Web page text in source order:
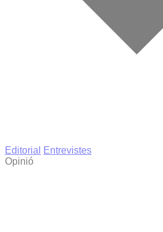
Editorial
Entrevistes
Opinió